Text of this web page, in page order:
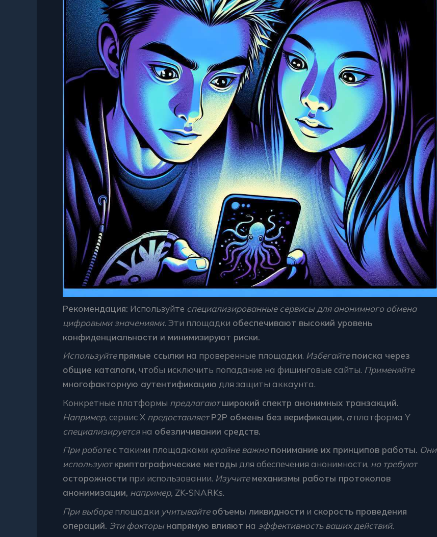
Рекомендация: Используйте специализированные сервисы для анонимного обмена
цифровыми значениями. Эти площадки обеспечивают высокий уровень
конфиденциальности и минимизируют риски.
Используйте прямые ссылки на проверенные площадки. Избегайте поиска через
общие каталоги, чтобы исключить попадание на фишинговые сайты. Применяйте
многофакторную аутентификацию для защиты аккаунта.
Конкретные платформы предлагают широкий спектр анонимных транзакций.
Например, сервис X предоставляет P2P обмены без верификации, аплатформа Y
специализируетсяна обезличивании средств.
При работес такими площадками крайне важно понимание их принципов работы. Они
используют криптографические методы для обеспечения анонимности, но требуют
осторожности при использовании. Изучите механизмы работы протоколов
анонимизации, например, ZK-SNARKs.
При выбореплощадки учитывайте объемы ликвидности и скорость проведения
операций. Эти факторы напрямую влияют на эффективность ваших действий.